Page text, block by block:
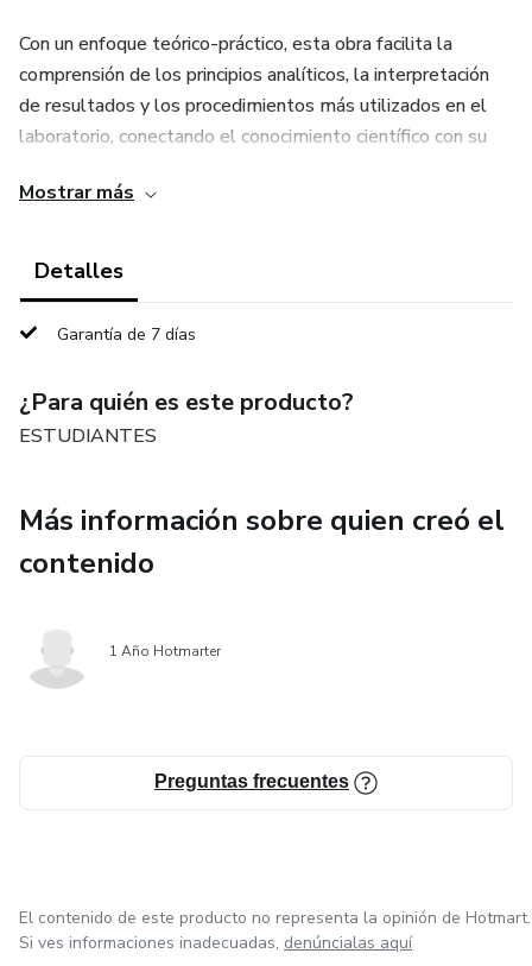
Con un enfoque teórico-práctico, esta obra facilita la
comprensión de los principios analíticos, la interpretación
de resultados y los procedimientos más utilizados en el
laboratorio, conectando el conocimiento científico con su
consejos técnicos y advertencias sobre errores comunes, lo
tanto para el estudio como para la práctica diaria en el
"Fundamentos del Laboratorio Clínico" no solo proporciona
las bases del análisis clínico, sino que también estimula el
al lector para enfrentar los desafíos del entorno
profesional con seguridad y conocimiento.
Mostrar más
Detalles
Garantía de 7 días
¿Para quién es este producto?
ESTUDIANTES
Más información sobre quien creó el
contenido
1 Año Hotmarter
Preguntas frecuentes
El contenido de este producto no representa la opinión de Hotmart.
Si ves informaciones inadecuadas, denúncialas aquí